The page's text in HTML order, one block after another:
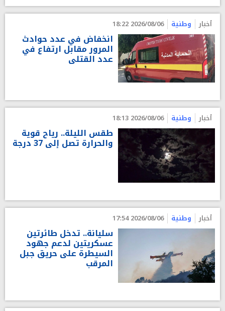
أخبار وطنية 2026/08/06 18:22
انخفاض في عدد حوادث
المرور مقابل ارتفاع في
عدد القتلى
أخبار وطنية 2026/08/06 18:13
طقس الليلة.. رياح قوية
والحرارة تصل إلى 37 درجة
أخبار وطنية 2026/08/06 17:54
سليانة.. تدخل طائرتين
عسكريتين لدعم جهود
السيطرة على حريق جبل
المرقب